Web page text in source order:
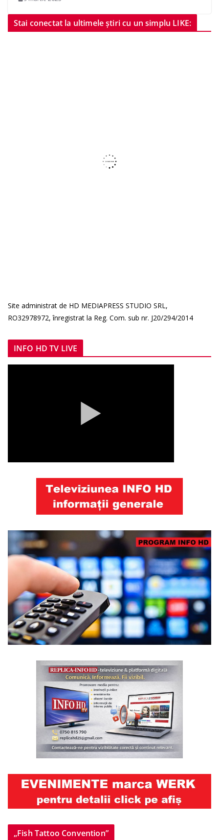
Stai conectat la ultimele știri cu un simplu LIKE:
Site administrat de HD MEDIAPRESS STUDIO SRL,
RO32978972, înregistrat la Reg. Com. sub nr. J20/294/2014
INFO HD TV LIVE
„Fish Tattoo Convention”